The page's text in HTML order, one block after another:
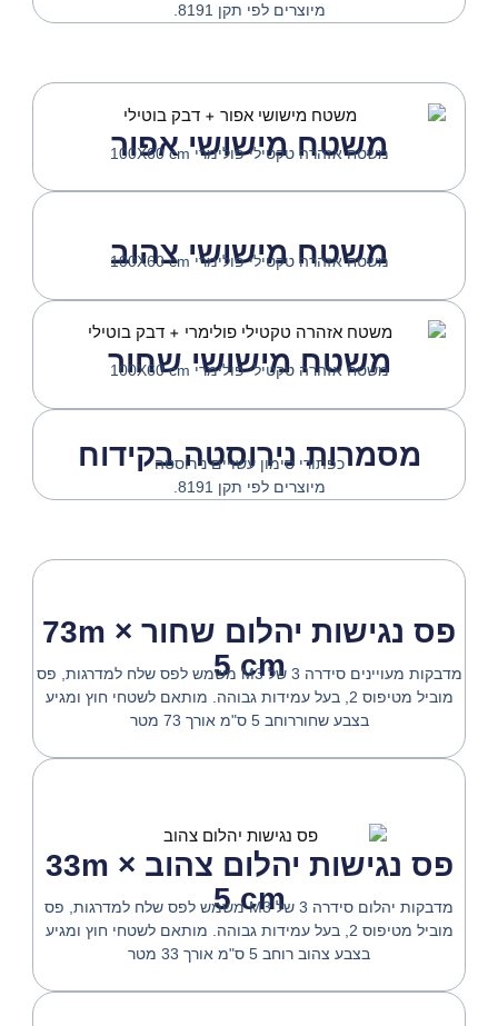
מיוצרים לפי תקן 8191.
משטח מישושי אפור
משטח אזהרה טקטילי פולימרי 100X60 cm
משטח מישושי צהוב
משטח אזהרה טקטילי פולימרי 100X60 cm
משטח מישושי שחור
משטח אזהרה טקטילי פולימרי 100X60 cm
מסמרות נירוסטה בקידוח
כפתורי סימון עשויים נירוסטה
מיוצרים לפי תקן 8191.
פס נגישות יהלום שחור 73m ×
5 cm
מדבקות מעויינים סידרה 3 של M3 משמש לפס שלח למדרגות,
פס
מוביל מטיפוס 2, בעל עמידות גבוהה.
מותאם לשטחי חוץ ומגיע
בצבע שחוררוחב 5 ס"מ אורך 73 מטר
פס נגישות יהלום צהוב 33m ×
5 cm
מדבקות יהלום סידרה 3 של M3 משמש לפס שלח למדרגות,
פס
מוביל מטיפוס 2, בעל עמידות גבוהה.
מותאם לשטחי חוץ ומגיע
בצבע צהוב רוחב 5 ס"מ אורך 33 מטר